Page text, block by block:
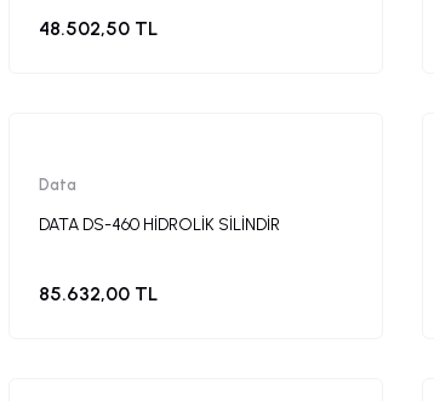
48.502,50 TL
Data
DATA DS-460 HİDROLİK SİLİNDİR
85.632,00 TL